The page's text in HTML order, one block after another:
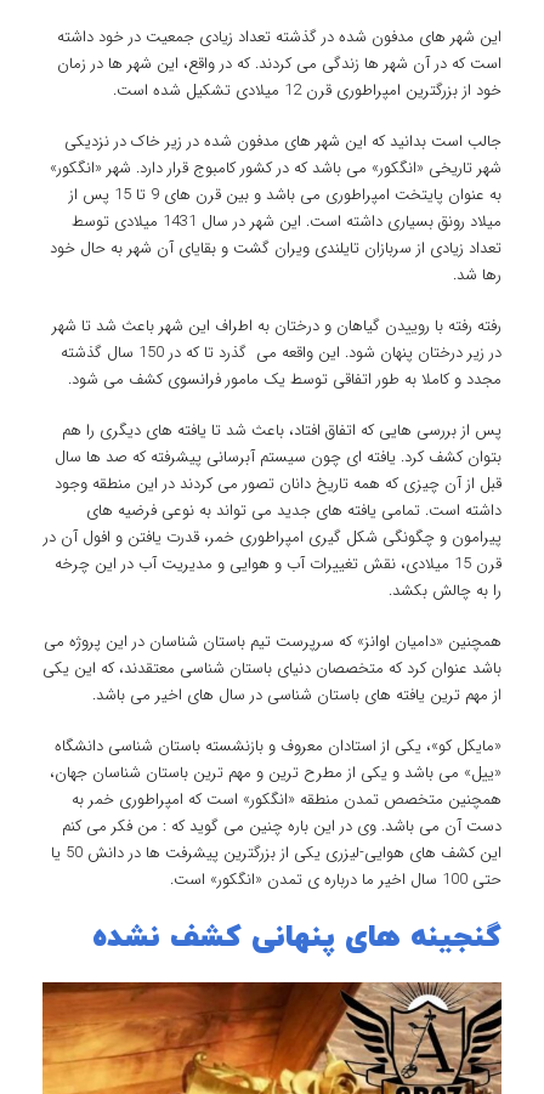
این شهر های مدفون شده در گذشته تعداد زیادی جمعیت در خود داشته
است که در آن شهر ها زندگی می کردند. که در واقع، این شهر ها در زمان
خود از بزرگترین امپراطوری قرن 12 میلادی تشکیل شده است.
جالب است بدانید که این شهر های مدفون شده در زیر خاک در نزدیکی
شهر تاریخی «انگکور» می باشد که در کشور کامبوج قرار دارد. شهر «انگکور»
به عنوان پایتخت امپراطوری می باشد و بین قرن های 9 تا 15 پس از
میلاد رونق بسیاری داشته است. این شهر در سال 1431 میلادی توسط
تعداد زیادی از سربازان تایلندی ویران گشت و بقایای آن شهر به حال خود
رها شد.
رفته رفته با روییدن گیاهان و درختان به اطراف این شهر باعث شد تا شهر
در زیر درختان پنهان شود. این واقعه می گذرد تا که در 150 سال گذشته
مجدد و کاملا به طور اتفاقی توسط یک مامور فرانسوی کشف می شود.
پس از بررسی هایی که اتفاق افتاد، باعث شد تا یافته های دیگری را هم
بتوان کشف کرد. یافته ای چون سیستم آبرسانی پیشرفته که صد ها سال
قبل از آن چیزی که همه تاریخ دانان تصور می کردند در این منطقه وجود
داشته است. تمامی یافته های جدید می تواند به نوعی فرضیه های
پیرامون و چگونگی شکل گیری امپراطوری خمر، قدرت یافتن و افول آن در
قرن 15 میلادی، نقش تغییرات آب و هوایی و مدیریت آب در این چرخه
را به چالش بکشد.
همچنین «دامیان اوانز» که سرپرست تیم باستان شناسان در این پروژه می
باشد عنوان کرد که متخصصان دنیای باستان شناسی معتقدند، که این یکی
از مهم ترین یافته های باستان شناسی در سال های اخیر می باشد.
«مایکل کو»، یکی از استادان معروف و بازنشسته باستان شناسی دانشگاه
«ییل» می باشد و یکی از مطرح ترین و مهم ترین باستان شناسان جهان،
همچنین متخصص تمدن منطقه «انگکور» است که امپراطوری خمر به
دست آن می باشد. وی در این باره چنین می گوید که : من فکر می کنم
این کشف های هوایی-لیزری یکی از بزرگترین پیشرفت ها در دانش 50 یا
حتی 100 سال اخیر ما درباره ی تمدن «انگکور» است.
گنجینه های پنهانی کشف نشده